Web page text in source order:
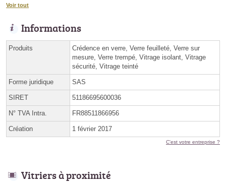
Voir tout
Informations
Produits
Crédence en verre, Verre feuilleté, Verre sur
mesure, Verre trempé, Vitrage isolant, Vitrage
sécurité, Vitrage teinté
Forme juridique SAS
SIRET 51186695600036
N° TVA Intra. FR88511866956
Création 1 février 2017
C'est votre entreprise ?
Vitriers à proximité